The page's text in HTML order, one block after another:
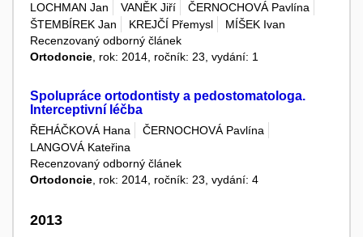
LOCHMAN Jan
VANĚK Jiří
ČERNOCHOVÁ Pavlína
ŠTEMBÍREK Jan
KREJČÍ Přemysl
MÍŠEK Ivan
Recenzovaný odborný článek
Ortodoncie, rok: 2014, ročník: 23, vydání: 1
Spolupráce ortodontisty a pedostomatologa.
Interceptivní léčba
ŘEHÁČKOVÁ Hana
ČERNOCHOVÁ Pavlína
LANGOVÁ Kateřina
Recenzovaný odborný článek
Ortodoncie , rok: 2014, ročník: 23, vydání: 4
2013